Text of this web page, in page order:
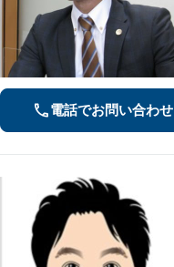
電話でお問い合わせ